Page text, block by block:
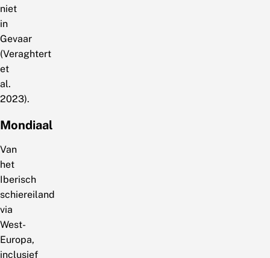
niet
in
Gevaar
(Veraghtert
et
al.
2023).
Mondiaal
Van
het
Iberisch
schiereiland
via
West-
Europa,
inclusief